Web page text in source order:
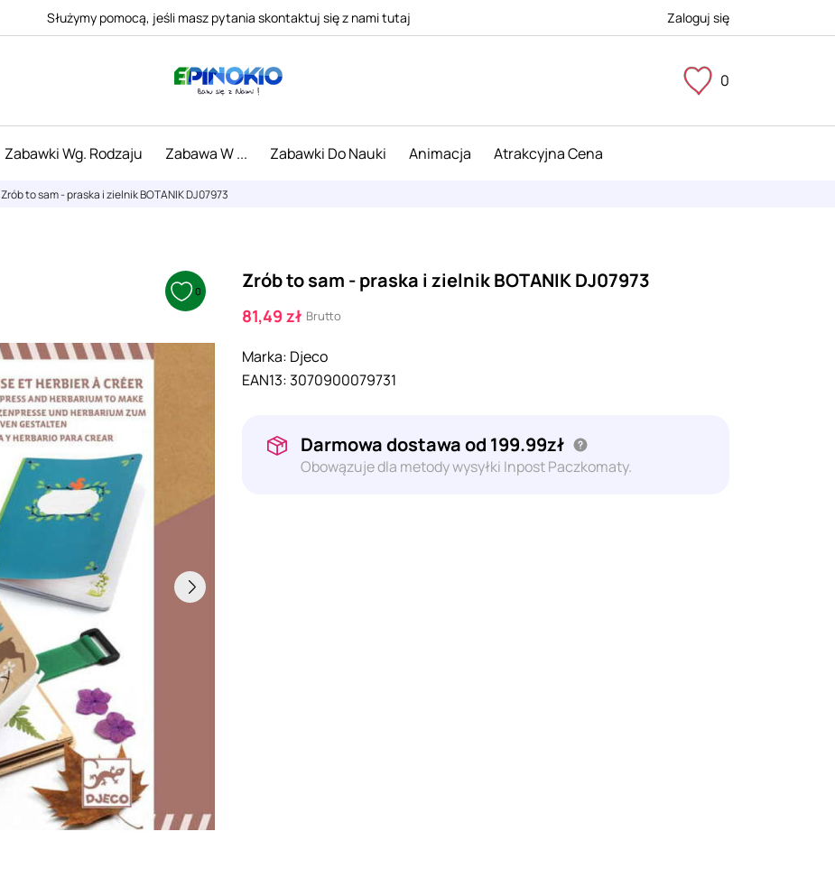
Służymy pomocą, jeśli masz pytania skontaktuj się z nami tutaj Zaloguj się
0
Zabawki Wg. Rodzaju Zabawa W ... Zabawki Do Nauki Animacja Atrakcyjna Cena
Zrób to sam - praska i zielnik BOTANIK DJ07973
0 Zrób to sam - praska i zielnik BOTANIK DJ07973
81,49 zł Brutto
Marka: Djeco
EAN13:3070900079731
Darmowa dostawa od 199.99zł
Obowązuje dla metody wysyłki Inpost Paczkomaty.